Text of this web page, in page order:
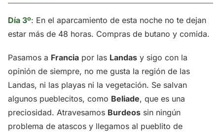
Día 3º: En el aparcamiento de esta noche no te dejan
estar más de 48 horas. Compras de butano y comida.
Pasamos a Francia por las Landas y sigo con la
opinión de siempre, no me gusta la región de las
Landas, ni las playas ni la vegetación. Se salvan
algunos pueblecitos, como Beliade, que es una
preciosidad. Atravesamos Burdeos sin ningún
problema de atascos y llegamos al pueblito de